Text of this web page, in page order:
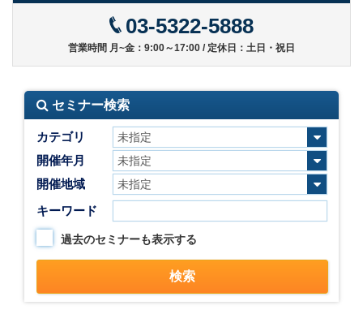
03-5322-5888
営業時間 月~金：9:00～17:00 / 定休日：土日・祝日
セミナー検索
カテゴリ
開催年月
開催地域
キーワード
過去のセミナーも表示する